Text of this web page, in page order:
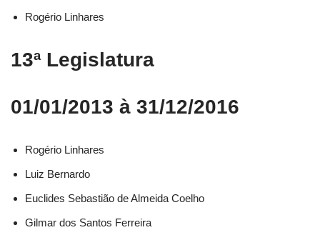
Rogério Linhares
13ª Legislatura
01/01/2013 à 31/12/2016
Rogério Linhares​
Luiz Bernardo​
Euclides Sebastião de Almeida Coelho​
Gilmar dos Santos Ferreira​